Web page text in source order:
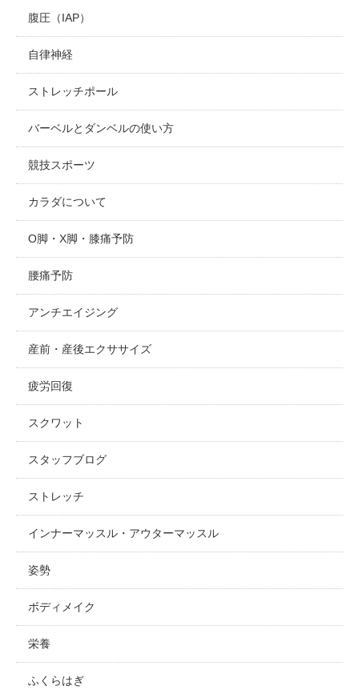
腹圧（IAP）
自律神経
ストレッチポール
バーベルとダンベルの使い方
競技スポーツ
カラダについて
O脚・X脚・膝痛予防
腰痛予防
アンチエイジング
産前・産後エクササイズ
疲労回復
スクワット
スタッフブログ
ストレッチ
インナーマッスル・アウターマッスル
姿勢
ボディメイク
栄養
ふくらはぎ